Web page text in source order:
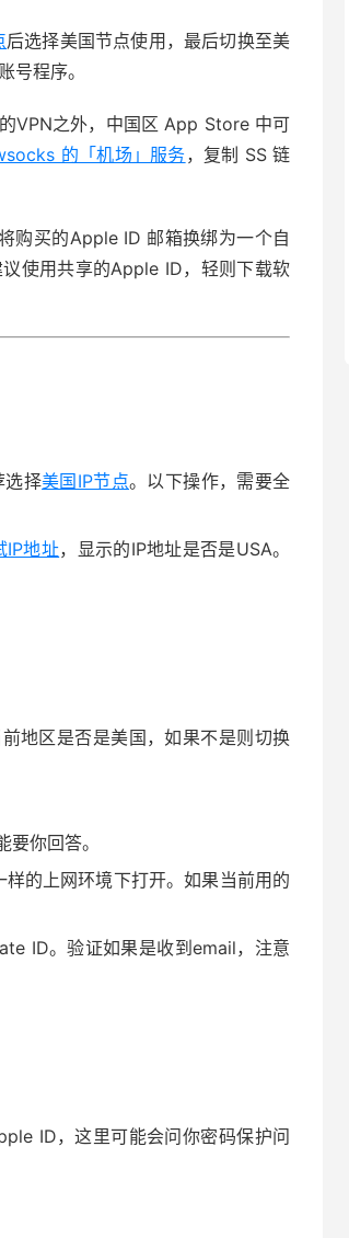
后选择美国节点使用，最后切换至美
号程序。
VPN之外，中国区 App Store 中可
的「机场」服务，复制 SS 链
购买的Apple ID 邮箱换绑为一个自
使用共享的Apple ID，轻则下载软
选择美国IP节点。以下操作，需要全
IP地址，显示的IP地址是否是USA。
前地区是否是美国，如果不是则切换
你回答。
的上网环境下打开。如果当前用的
ID。验证如果是收到email，注意
ID，这里可能会问你密码保护问